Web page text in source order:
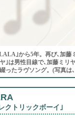
｣から5年。再び､加藤
｣は男性目線で､加藤ミ
ったラヴソング。(写真は
レクトリックボーイ｣